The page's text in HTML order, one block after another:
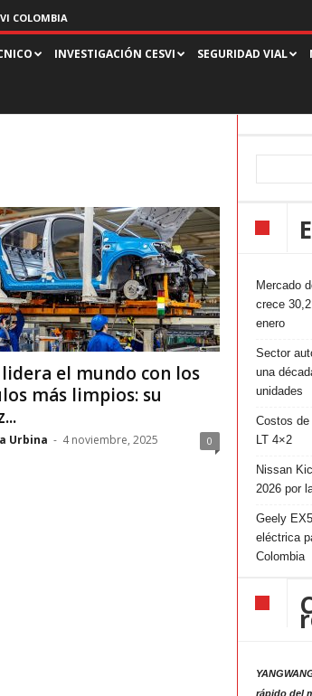
COLOMBIA
INVESTIGACIÓN CESVI SEGURIDAD VIAL
el mundo con los
más limpios: su
Urbina - 4 noviembre, 2025 0
Mercado
crece
enero
Sector
una
unidades
Costos de
LT 4×2
Nissan
2026 por
Geely
eléctrica
Colombia
rápido del